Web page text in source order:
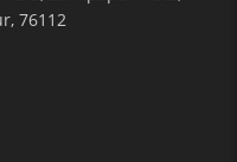
76112